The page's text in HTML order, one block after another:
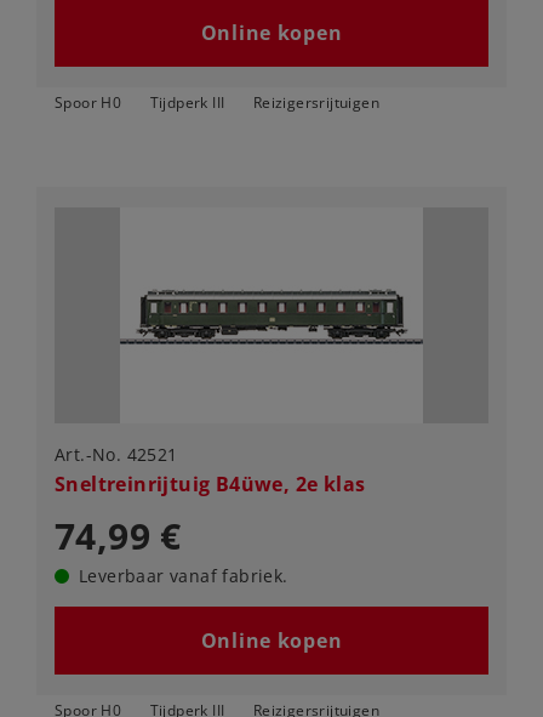
Online kopen
Spoor H0 Tijdperk III Reizigersrijtuigen
Art.-No. 42521
Sneltreinrijtuig B4üwe, 2e klas
74,99 €
Leverbaar vanaf fabriek.
Online kopen
Spoor H0 Tijdperk III Reizigersrijtuigen